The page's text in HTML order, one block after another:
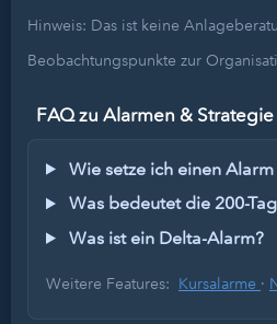
Hinweis: Das ist keine
Beobachtungspunkte zur
FAQ zu Alarmen & Strategie
Wie setze ich einen
Was bedeutet die 200-
Was ist ein Delta-Alarm?
Weitere Features: Kursalarme ·